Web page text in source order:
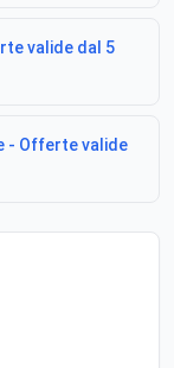
valide dal 5
- Offerte valide